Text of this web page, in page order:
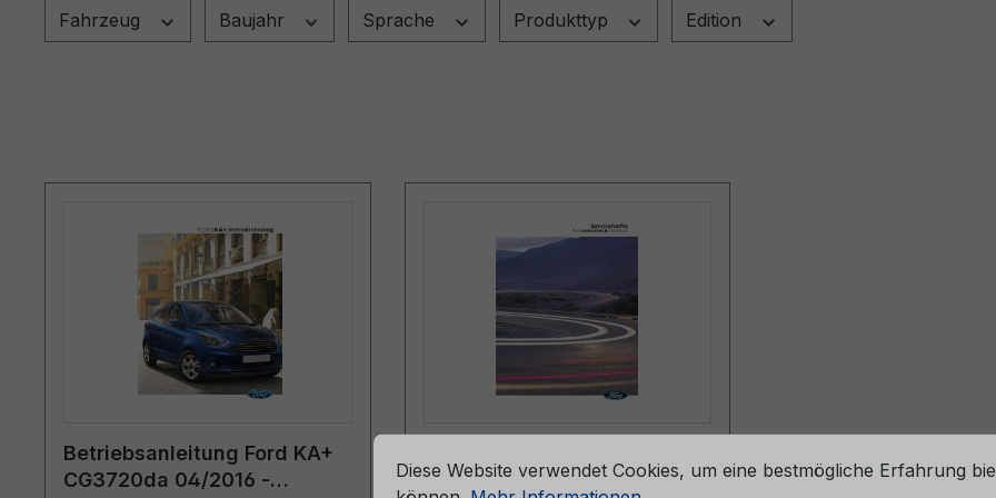
Fahrzeug Baujahr Sprache Produkttyp Edition
Betriebsanleitung Ford KA+
CG3720da 04/2016 -
06/2024 - Dänemark
Cookie-Voreinstellungen
Mehr Informationen ...
Diese Website verwendet Cookies, um eine bestmögliche Erfahrung